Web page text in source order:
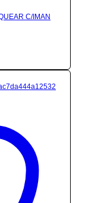
C/IMAN